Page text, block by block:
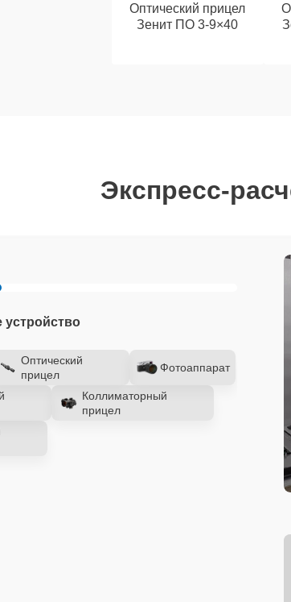
Оптический прицел
Зенит ПО 3-9×40
Экспресс-
Оптический
прицел
Фотоаппарат
Коллиматорный
прицел